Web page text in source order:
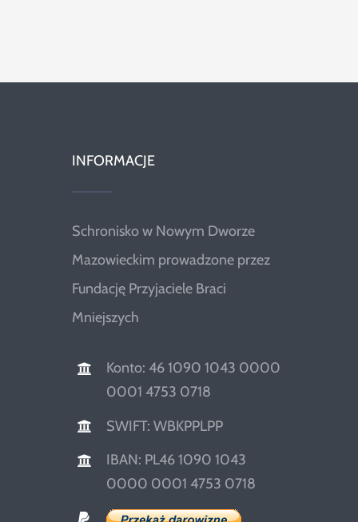
INFORMACJE
Schronisko w Nowym Dworze
Mazowieckim prowadzone przez
Fundację Przyjaciele Braci
Mniejszych
Konto: 46 1090 1043 0000
0001 4753 0718
SWIFT: WBKPPLPP
IBAN: PL46 1090 1043
0000 0001 4753 0718